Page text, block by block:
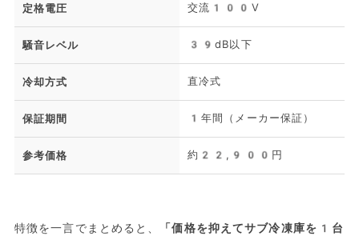
定格電圧 交流100V
騒音レベル 39dB以下
冷却方式 直冷式
保証期間 1年間（メーカー保証）
参考価格 約22,900円
特徴を一言でまとめると、
「価格を抑えてサブ冷凍庫を1台